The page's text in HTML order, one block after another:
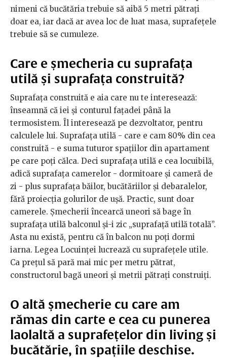
nimeni că bucătăria trebuie să aibă 5 metri pătrați
doar ea, iar dacă ar avea loc de luat masa, suprafețele
trebuie să se cumuleze.
Care e șmecheria cu suprafața
utilă și suprafața construită?
Suprafața construită e aia care nu te interesează:
înseamnă că iei și conturul fațadei până la
termosistem. Îl interesează pe dezvoltator, pentru
calculele lui. Suprafața utilă - care e cam 80% din cea
construită - e suma tuturor spațiilor din apartament
pe care poți călca. Deci suprafața utilă e cea locuibilă,
adică suprafața camerelor - dormitoare și cameră de
zi - plus suprafața băilor, bucătăriilor și debaralelor,
fără proiecția golurilor de ușă. Practic, sunt doar
camerele. Șmecherii încearcă uneori să bage în
suprafața utilă balconul și-i zic „suprafață utilă totală”.
Asta nu există, pentru că în balcon nu poți dormi
iarna. Legea Locuinței lucrează cu suprafețele utile.
Ca prețul să pară mai mic per metru pătrat,
constructorul bagă uneori și metrii pătrați construiți.
O altă șmecherie cu care am
rămas din carte e cea cu punerea
laolaltă a suprafețelor din living și
bucătărie, în spațiile deschise.